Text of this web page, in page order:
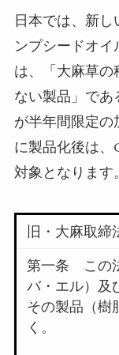
日本では、新し
ンプシードオ
は、「大麻草の
ない製品」であ
が半年間限定の
に製品化後は、
対象となります。
旧・大麻取締
第一条 この
バ・エル）及
その製品（樹
く。